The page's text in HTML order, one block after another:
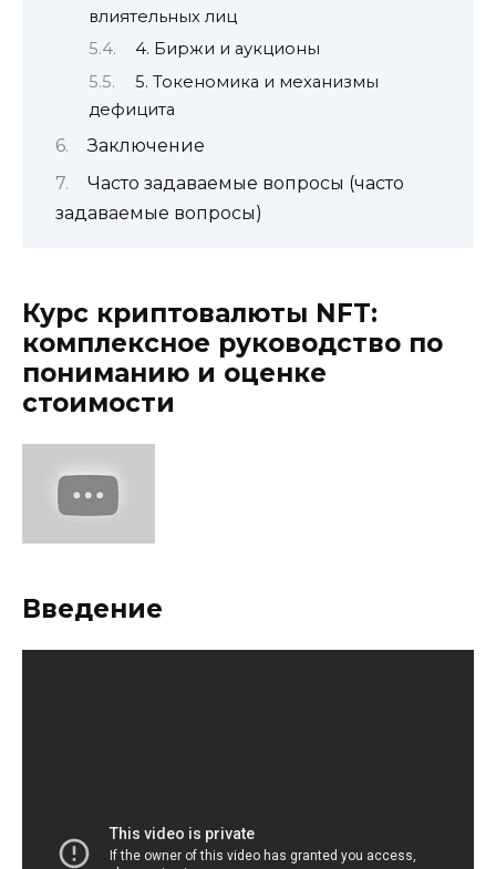
влиятельных лиц
4. Биржи и аукционы
5. Токеномика и механизмы
дефицита
Заключение
Часто задаваемые вопросы (часто
задаваемые вопросы)
Курс криптовалюты NFT:
комплексное руководство по
пониманию и оценке
стоимости
Введение